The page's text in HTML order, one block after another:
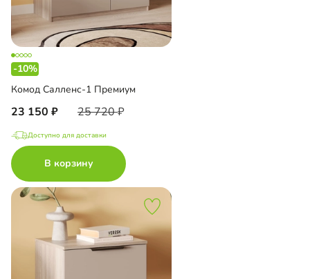
-10%
Комод Салленс-1 Премиум
23 150 25 720
Доступно для доставки
В корзину